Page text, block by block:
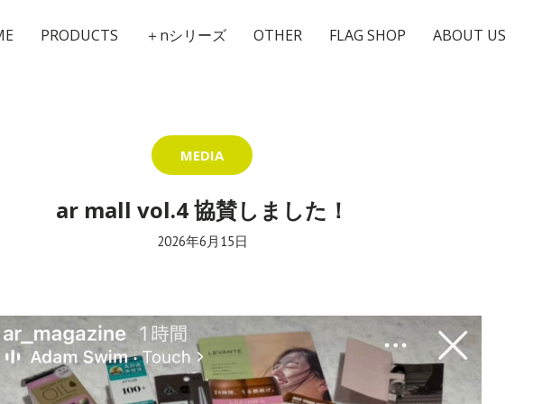
PRODUCTS ＋nシリーズ OTHER FLAG SHOP ABOUT US
MEDIA
ar mall vol.4 協賛しました！
2026年6月15日